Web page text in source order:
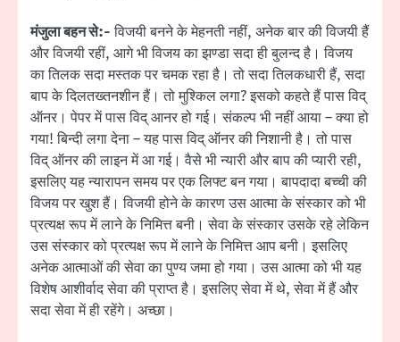
मंजुला बहन से:-विजयी बनने के मेहनती नहीं, अनेक बार की विजयी हैं
और विजयी रहीं, आगे भी विजय का झण्डा सदा ही बुलन्द है। विजय
का तिलक सदा मस्तक पर चमक रहा है। तो सदा तिलकधारी हैं, सदा
बाप के दिलतख्तनशीन हैं। तो मुश्किल लगा? इसको कहते हैं पास विद्
ऑनर। पेपर में पास विद् आनर हो गई। संकल्प भी नहीं आया – क्या हो
गया! बिन्दी लगा देना – यह पास विद् ऑनर की निशानी है। तो पास
विद् ऑनर की लाइन में आ गई। वैसे भी न्यारी और बाप की प्यारी रही,
इसलिए यह न्यारापन समय पर एक लिफ्ट बन गया। बापदादा बच्ची की
विजय पर खुश हैं। विजयी होने के कारण उस आत्मा के संस्कार को भी
प्रत्यक्ष रूप में लाने के निमित्त बनी। सेवा के संस्कार उसके रहे लेकिन
उस संस्कार को प्रत्यक्ष रूप में लाने के निमित्त आप बनी। इसलिए
अनेक आत्माओं की सेवा का पुण्य जमा हो गया। उस आत्मा को भी यह
विशेष आशीर्वाद सेवा की प्राप्त है। इसलिए सेवा में थे, सेवा में हैं और
सदा सेवा में ही रहेंगे। अच्छा।